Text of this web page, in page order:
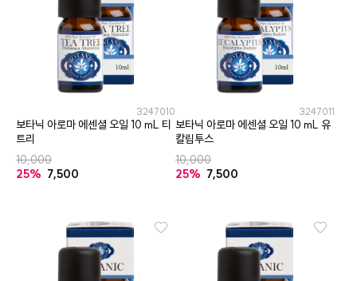
3247010
보타닉 아로마 에센셜 오일 10 mL 티
트리
10,000
25% 7,500
3247011
보타닉 아로마 에센셜 오일 10 mL 유
칼립투스
10,000
25% 7,500